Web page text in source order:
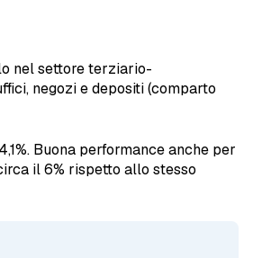
nel settore terziario-
negozi e depositi (comparto
Buona performance anche per
il 6% rispetto allo stesso